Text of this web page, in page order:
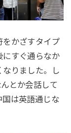
をかざすタイプ
にすぐ通らなか
なりました。し
とか会話して
国は英語通じな